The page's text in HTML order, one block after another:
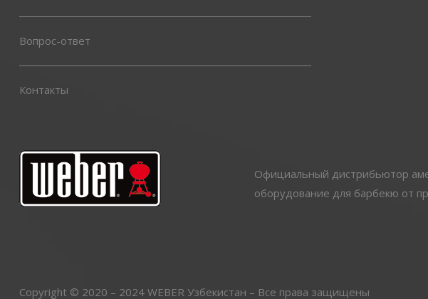
Вопрос-ответ
Контакты
Официальный дистрибьютор
оборудование для барбекю от
Copyright © 2020 – 2024 WEBER Узбекистан – Все права защищены